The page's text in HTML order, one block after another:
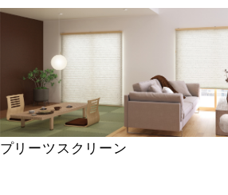
プリーツスクリーン